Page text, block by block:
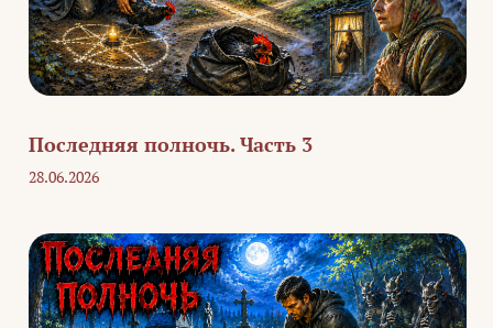
Последняя полночь. Часть 3
28.06.2026